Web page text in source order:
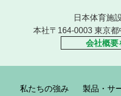
日本体育施
本社〒164-0003 東京
会社概要
私たちの強み
製品・サ